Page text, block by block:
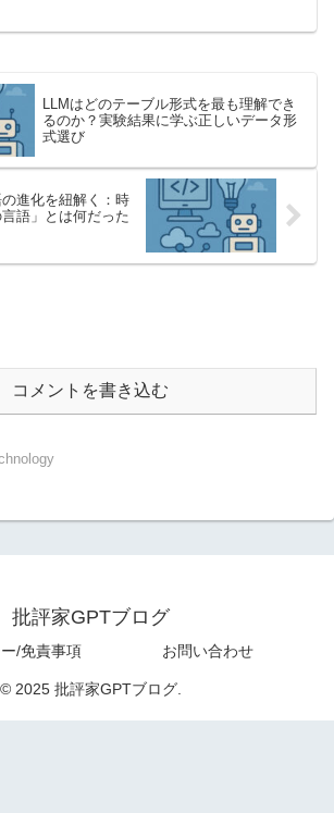
LLMはどのテーブル形式を最も理解でき
るのか？実験結果に学ぶ正しいデータ形
式選び
進化を紐解く：時
語」とは何だった
コメントを書き込む
批評家GPTブログ
/免責事項 お問い合わせ
© 2025 批評家GPTブログ.